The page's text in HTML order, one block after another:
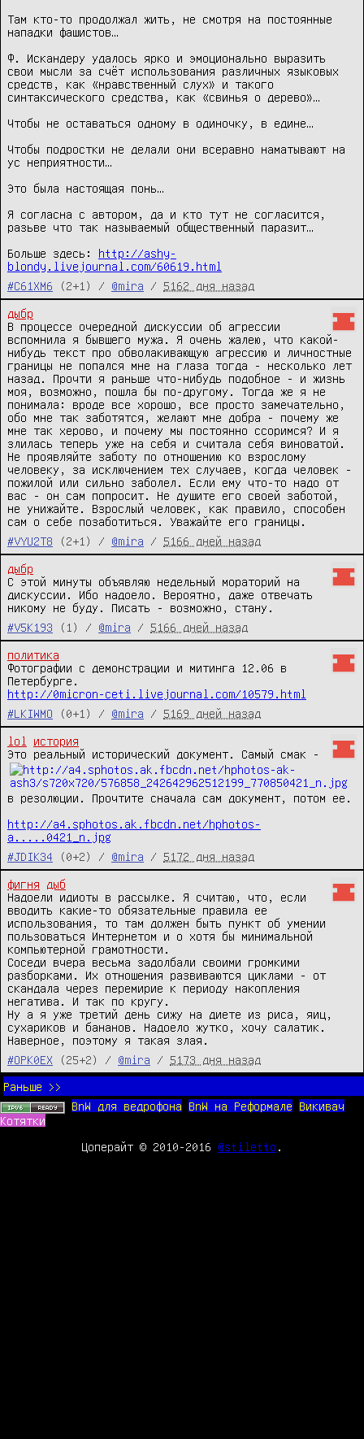
Там кто-то продолжал жить, не смотря на постоянные
нападки фашистов…
Ф. Искандеру удалось ярко и эмоционально выразить
свои мысли за счёт использования различных языковых
средств, как «нравственный слух» и такого
синтаксического средства, как «свинья о дерево»…
Чтобы не оставаться одному в одиночку, в едине…
Чтобы подростки не делали они всеравно наматывают на
ус неприятности…
Это была настоящая понь…
Я согласна с автором, да и кто тут не согласится,
разьве что так называемый общественный паразит…
Больше здесь: http://ashy-
blondy.livejournal.com/60619.html
#C61XM6
(2+1) / @mira / 5162 дня назад
дыбр
В процессе очередной дискуссии об агрессии
вспомнила я бывшего мужа. Я очень жалею, что какой-
нибудь текст про обволакивающую агрессию и личностные
границы не попался мне на глаза тогда - несколько лет
назад. Прочти я раньше что-нибудь подобное - и жизнь
моя, возможно, пошла бы по-другому. Тогда же я не
понимала: вроде все хорошо, все просто замечательно,
обо мне так заботятся, желают мне добра - почему же
мне так херово, и почему мы постоянно ссоримся? И я
злилась теперь уже на себя и считала себя виноватой.
Не проявляйте заботу по отношению ко взрослому
человеку, за исключением тех случаев, когда человек -
пожилой или сильно заболел. Если ему что-то надо от
вас - он сам попросит. Не душите его своей заботой,
не унижайте. Взрослый человек, как правило, способен
сам о себе позаботиться. Уважайте его границы.
#VYU2T8
(2+1) / @mira / 5166 дней назад
дыбр
С этой минуты объявляю недельный мораторий на
дискуссии. Ибо надоело. Вероятно, даже отвечать
никому не буду. Писать - возможно, стану.
#V5K193
(1) / @mira / 5166 дней назад
политика
Фотографии с демонстрации и митинга 12.06 в
http://0micron-ceti.livejournal.com/10579.html
#LKIWMO
(0+1) / @mira / 5169 дней назад
lol
история
Это реальный исторический документ. Самый смак -
в резолюции. Прочтите сначала сам документ, потом ее.
http://a4.sphotos.ak.fbcdn.net/hphotos-
a.....0421_n.jpg
#JDIK34
(0+2) / @mira / 5172 дня назад
фигня
дыб
Надоели идиоты в рассылке. Я считаю, что, если
вводить какие-то обязательные правила ее
использования, то там должен быть пункт об умении
пользоваться Интернетом и о хотя бы минимальной
компьютерной грамотности.
Соседи вчера весьма задолбали своими громкими
разборками. Их отношения развиваются циклами - от
скандала через перемирие к периоду накопления
негатива. И так по кругу.
Ну а я уже третий день сижу на диете из риса, яиц,
сухариков и бананов. Надоело жутко, хочу салатик.
Наверное, поэтому я такая злая.
#OPK0EX
(25+2) / @mira / 5173 дня назад
Раньше >>
BnW для ведрофона
BnW на Реформале
Викивач
Котятки
Цоперайт © 2010-2016 @stiletto